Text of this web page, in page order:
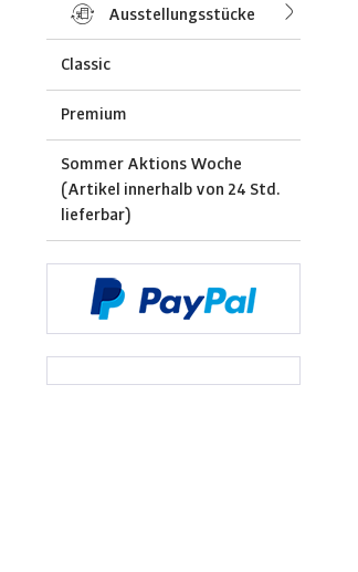
Ausstellungsstücke
Classic
Premium
Sommer Aktions Woche
(Artikel innerhalb von 24 Std.
lieferbar)